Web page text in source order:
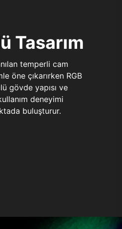
Tasarım
temperli cam
öne çıkarırken RGB
gövde yapısı ve
deneyimi
buluşturur.